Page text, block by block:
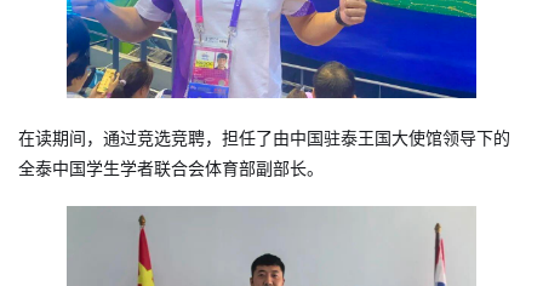
在读期间，通过竞选竞聘，担任了由中国驻泰王国大使馆领导下的
全泰中国学生学者联合会体育部副部长。